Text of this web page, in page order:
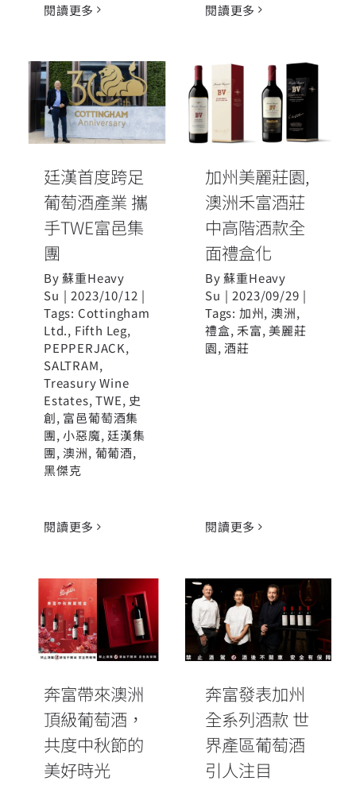
閱讀更多 閱讀更多
廷漢首度跨足
葡萄酒產業 攜
手TWE富邑集
廷漢首度跨足
葡萄酒產業 攜
手TWE富邑集
團
By蘇重Heavy
Su | 2023/10/12 |
Tags: Cottingham
Ltd., Fifth Leg,
PEPPERJACK,
SALTRAM,
Treasury Wine
Estates,TWE, 史
創, 富邑葡萄酒集
團,小惡魔,廷漢集
團,澳洲, 葡葡酒,
黑傑克
閱讀更多
加州美麗莊園,
澳洲禾富酒莊
中高階酒款全
加州美麗莊園,
澳洲禾富酒莊
中高階酒款全
面禮盒化
By蘇重Heavy
Su | 2023/09/29 |
Tags: 加州,澳洲,
禮盒, 禾富,美麗莊
園,酒莊
閱讀更多
奔富帶來澳洲
頂級葡萄酒，
共度中秋節的
奔富帶來澳洲
頂級葡萄酒，
共度中秋節的
美好時光
奔富發表加州
全系列酒款 世
界產區葡萄酒
奔富發表加州
全系列酒款 世
界產區葡萄酒
引人注目